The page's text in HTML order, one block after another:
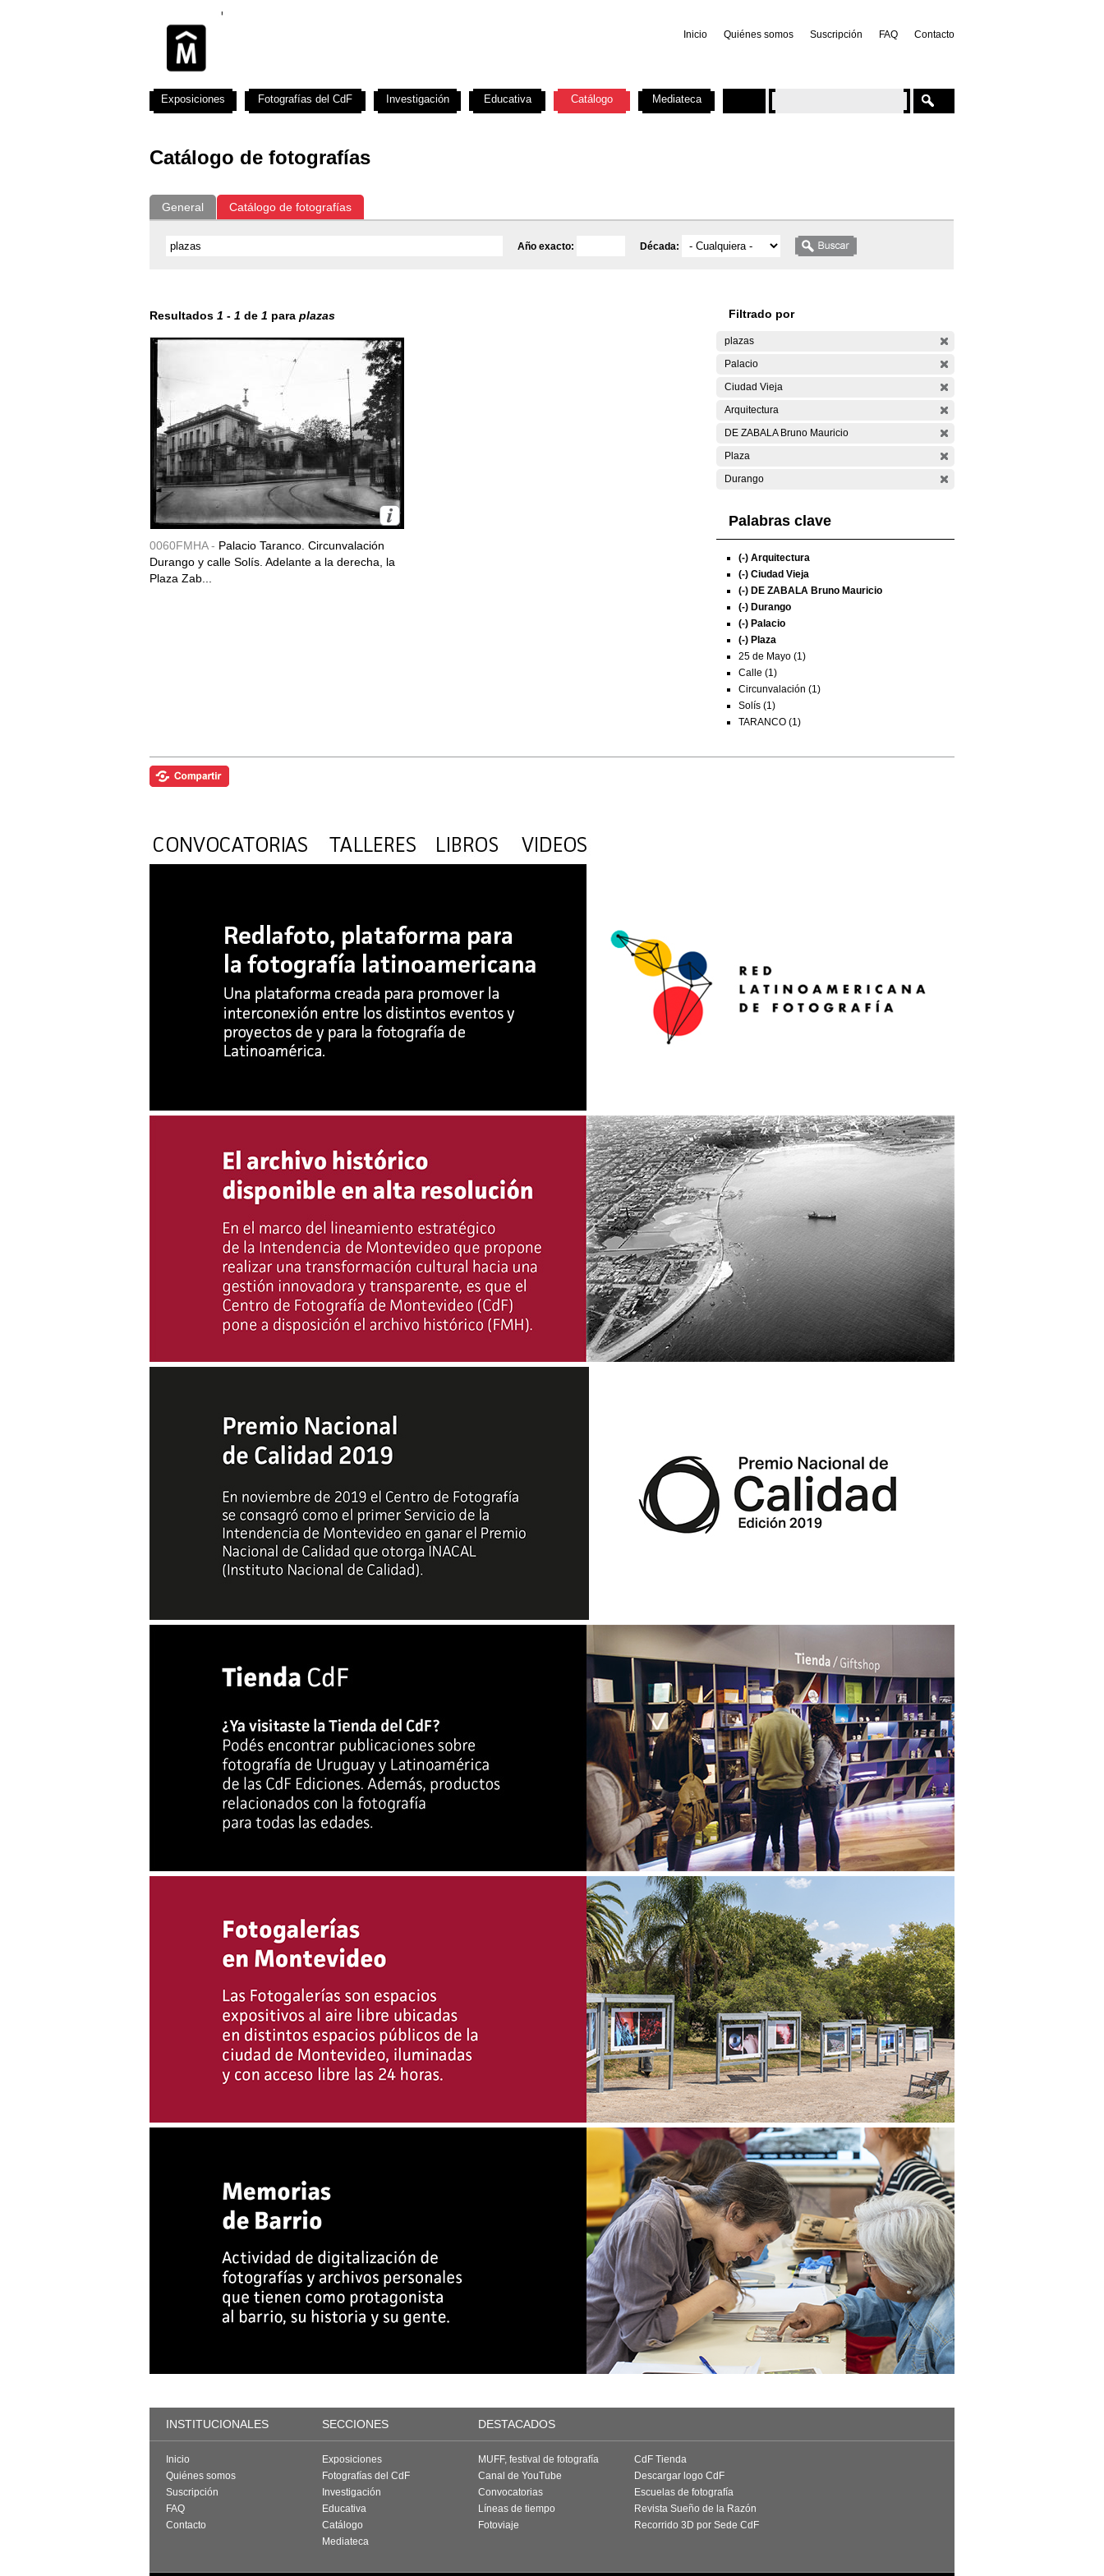
Inicio Quiénes somos Suscripción FAQ Contacto
Catálogo de fotografías
General Catálogo de fotografías
Año exacto: Década:
Resultados 1 - 1 de 1 para plazas
0060FMHA - Palacio Taranco. Circunvalación
Durango y calle Solís. Adelante a la derecha, la
Plaza Zab...
Filtrado por
plazas
Palacio
Ciudad Vieja
Arquitectura
DE ZABALA Bruno Mauricio
Plaza
Durango
Palabras clave
(-) Arquitectura
(-) Ciudad Vieja
(-) DE ZABALA Bruno Mauricio
(-) Durango
(-) Palacio
(-) Plaza
25 de Mayo (1)
Calle (1)
Circunvalación (1)
Solís (1)
TARANCO (1)
Exposiciones Fotografías del CdF Investigación Educativa Catálogo Mediateca
INSTITUCIONALES SECCIONES DESTACADOS
Inicio
Quiénes somos
Suscripción
FAQ
Contacto
Exposiciones
Fotografías del CdF
Investigación
Educativa
Catálogo
Mediateca
MUFF, festival de fotografía
Canal de YouTube
Convocatorias
Líneas de tiempo
Fotoviaje
CdF Tienda
Descargar logo CdF
Escuelas de fotografía
Revista Sueño de la Razón
Recorrido 3D por Sede CdF